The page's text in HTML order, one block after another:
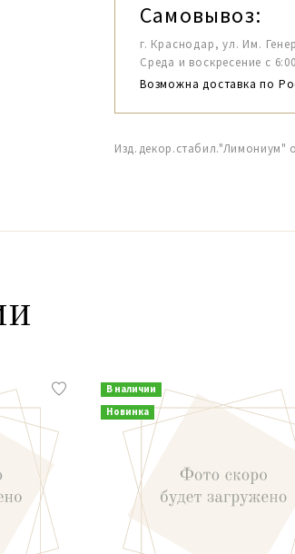
Самовывоз:
г. Краснодар, ул. Им.
Среда и воскресение с
Возможна доставка по
Изд.декор.стабил."Лимониум"
В наличии
Новинка